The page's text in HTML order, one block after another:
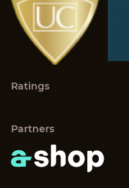
Ratings
Partners